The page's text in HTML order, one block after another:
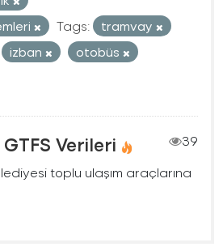
Tags:
tramvay
izban
otobüs
Verileri
39
toplu ulaşım araçlarına